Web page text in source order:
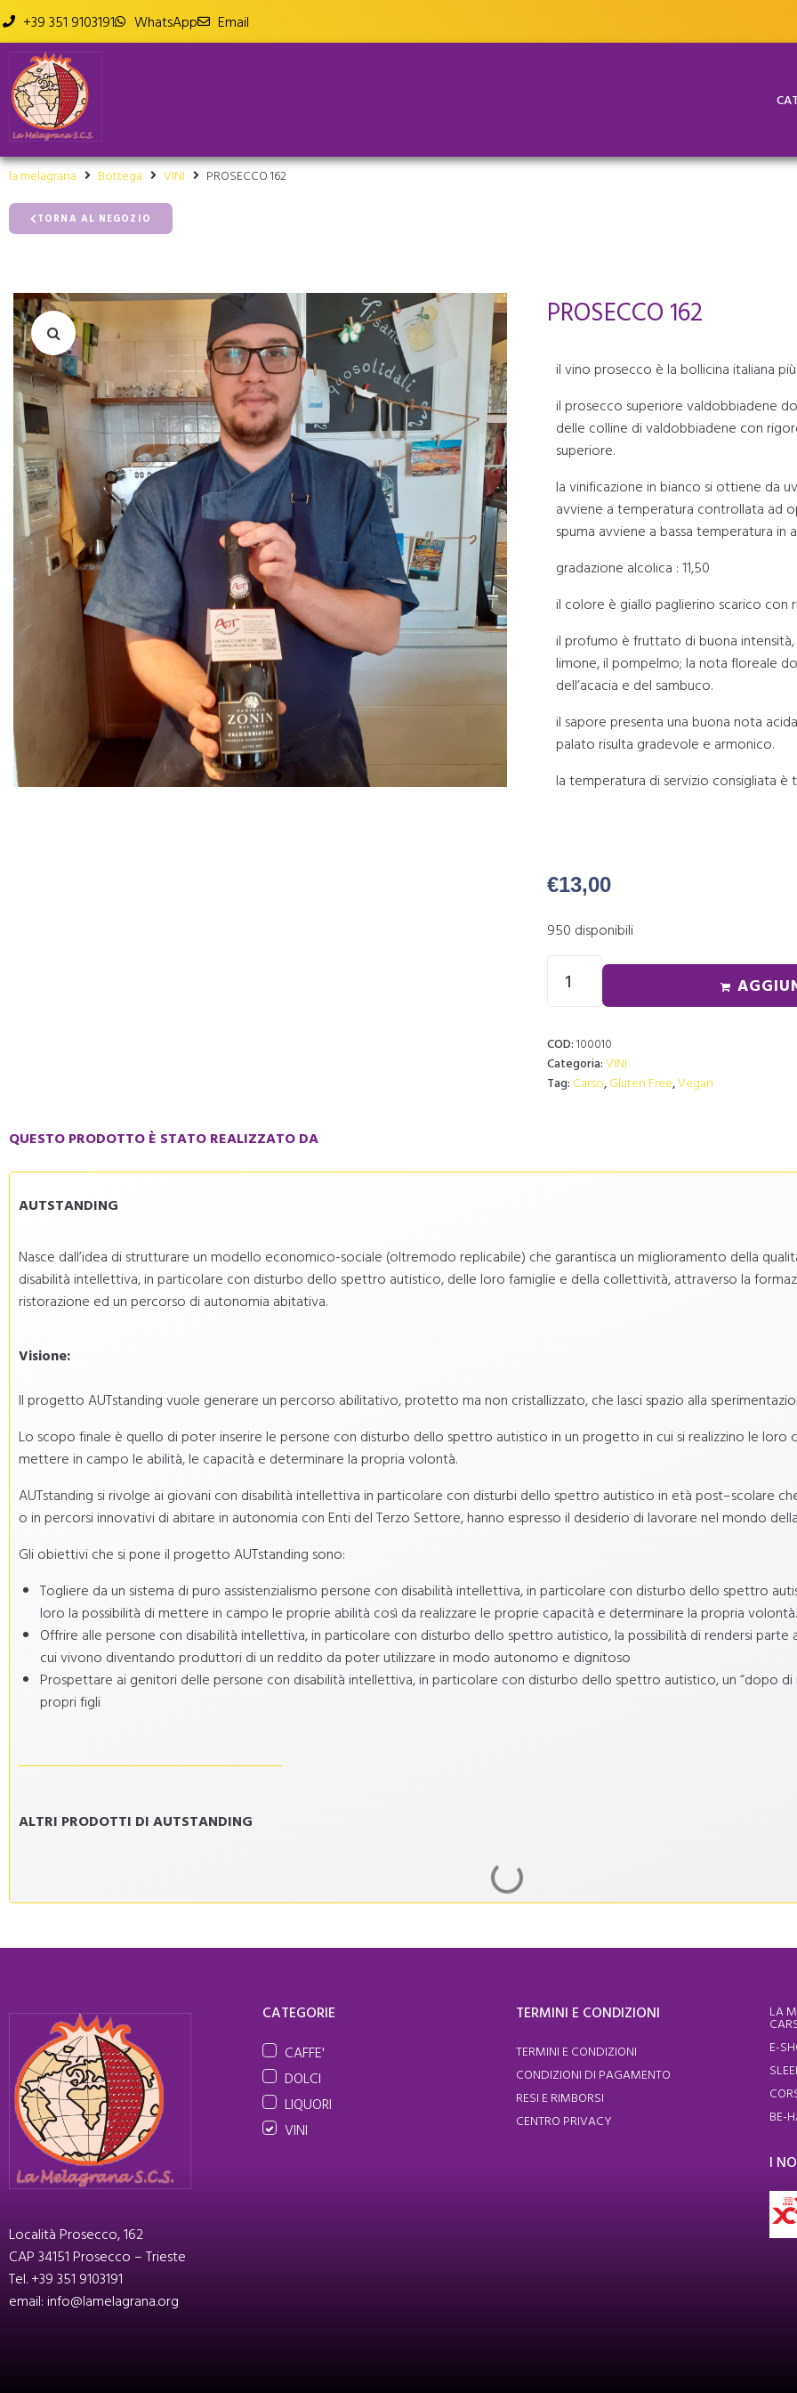
+39 351 9103191 WhatsApp Email
la melagrana Bottega VINI PROSECCO 162
TORNA AL NEGOZIO
PROSECCO 162
il vino prosecco è la bollicina italiana
il prosecco superiore valdobbiadene
delle colline di valdobbiadene con
superiore.
la vinificazione in bianco si ottiene da
avviene a temperatura controllata ad
spuma avviene a bassa temperatura in
gradazione alcolica : 11,50
il colore è giallo paglierino scarico con
il profumo è fruttato di buona
limone, il pompelmo; la nota floreale
dell’acacia e del sambuco.
il sapore presenta una buona nota
palato risulta gradevole e armonico.
la temperatura di servizio consigliata è
€13,00
950 disponibili
COD:100010
Categoria:VINI
Tag: Carso,Gluten Free,Vegan
QUESTO PRODOTTO È STATO REALIZZATO DA
AUTSTANDING
Nasce dall’idea di strutturare un modello economico-sociale (oltremodo replicabile) che garantisca un miglioramento della
disabilità intellettiva, in particolare con disturbo dello spettro autistico, delle loro famiglie e della collettività, attraverso la
ristorazione ed un percorso di autonomia abitativa.
Visione:
Il progetto AUTstanding vuole generare un percorso abilitativo, protetto ma non cristallizzato, che lasci spazio alla
Lo scopo finale è quello di poter inserire le persone con disturbo dello spettro autistico in un progetto in cui si realizzino le loro
mettere in campo le abilità, le capacità e determinare la propria volontà.
AUTstanding si rivolge ai giovani con disabilità intellettiva in particolare con disturbi dello spettro autistico in età post–scolare
o in percorsi innovativi di abitare in autonomia con Enti del Terzo Settore, hanno espresso il desiderio di lavorare nel mondo
Gli obiettivi che si pone il progetto AUTstanding sono:
Togliere da un sistema di puro assistenzialismo persone con disabilità intellettiva, in particolare con disturbo dello spettro
loro la possibilità di mettere in campo le proprie abilità così da realizzare le proprie capacità e determinare la propria volontà.
Offrire alle persone con disabilità intellettiva, in particolare con disturbo dello spettro autistico, la possibilità di rendersi parte
cui vivono diventando produttori di un reddito da poter utilizzare in modo autonomo e dignitoso
Prospettare ai genitori delle persone con disabilità intellettiva, in particolare con disturbo dello spettro autistico, un “dopo di
propri figli
ALTRI PRODOTTI DI AUTSTANDING
Località Prosecco, 162
CAP 34151 Prosecco – Trieste
Tel. +39 351 9103191
email: info@lamelagrana.org
CATEGORIE
CAFFE'
DOLCI
LIQUORI
VINI
TERMINI E CONDIZIONI
TERMINI E CONDIZIONI
CONDIZIONI DI PAGAMENTO
RESI E RIMBORSI
CENTRO PRIVACY
LA
E-
BE-
I